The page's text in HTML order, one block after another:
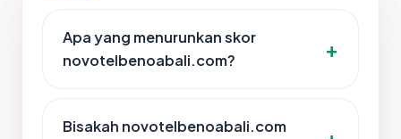
Apa yang menurunkan skor
novotelbenoabali.com?
Bisakah novotelbenoabali.com